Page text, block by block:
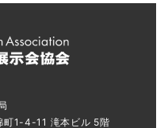
1-4-11 滝本ビル 5階